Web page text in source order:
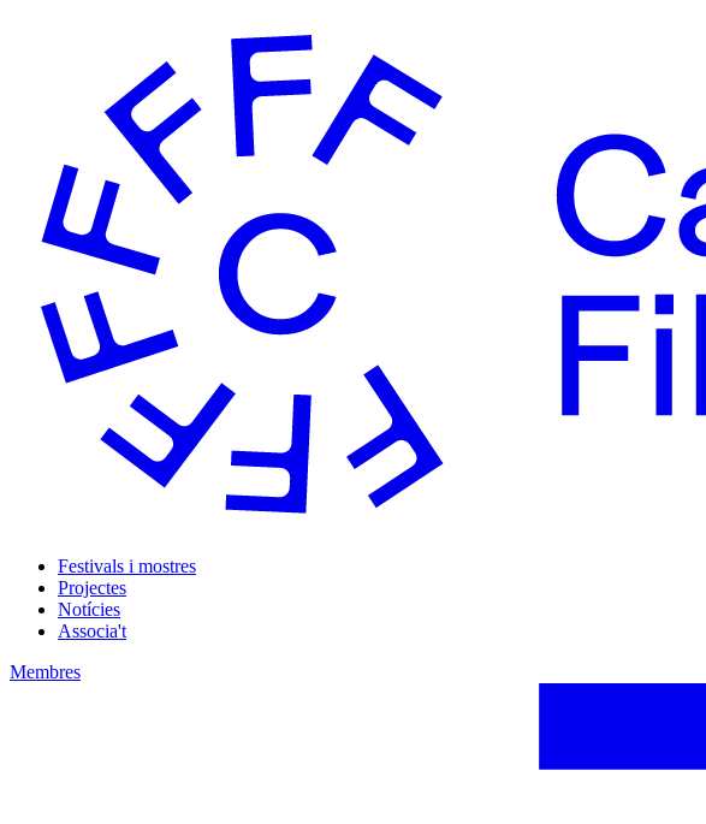
Festivals i mostres
Projectes
Notícies
Associa't
Membres